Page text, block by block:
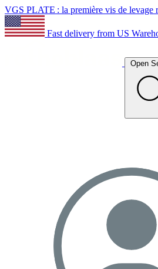
VGS PLATE : la première vis de levage
Fast delivery from US
Open